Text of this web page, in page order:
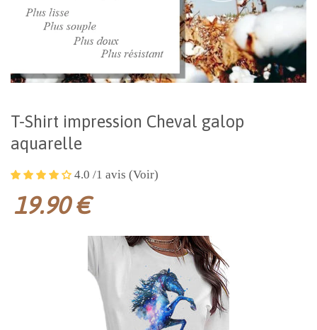
T-Shirt impression Cheval galop
aquarelle
4.0 /1 avis (Voir)
19.90 €